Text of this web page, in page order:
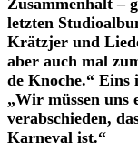
letzten
Krätzjer und
aber auch mal
de Knoche.“
„Wir müssen uns
verabschieden,
Karneval ist.“